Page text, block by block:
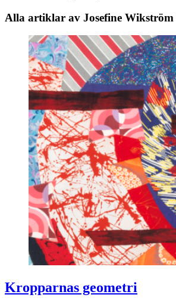
Alla artiklar av Josefine Wikström
Kropparnas geometri